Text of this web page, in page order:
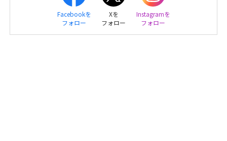
Facebookを
フォロー
Xを
フォロー
Instagramを
フォロー